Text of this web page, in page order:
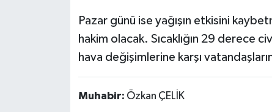
Pazar günü ise yağışın etkisini
hakim olacak. Sıcaklığın 29 derece
hava değişimlerine karşı
Muhabir: Özkan ÇELİK